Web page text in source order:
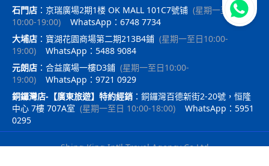
石門店 ： 京瑞廣場2期1楼 OK MALL 101C7號铺 (星期一至日
10:00-19:00)
WhatsApp：6748 7734
大埔店 ： 寶湖花園商場第二期213B4鋪 (星期一至日10:00-
19:00)
WhatsApp：5488 9084
元朗店 ： 合益廣場一樓D3鋪 (星期一至日10:00-
19:00)
WhatsApp：9721 0929
銅鑼灣店-【廣東旅遊】特約經銷 ： 銅鑼灣百德新街2-20號，恒隆
中心 7樓 707A室 (星期一至日 10:00-18:00)
WhatsApp：5951
0295
Shing King Int'l Travel Agency Co Ltd